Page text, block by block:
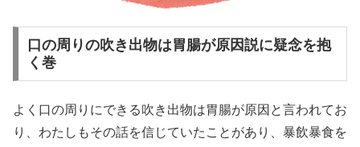
口の周りの吹き出物は胃腸が原因説に疑念を抱
く巻
よく口の周りにできる吹き出物は胃腸が原因と言われてお
り、わたしもその話を信じていたことがあり、暴飲暴食を